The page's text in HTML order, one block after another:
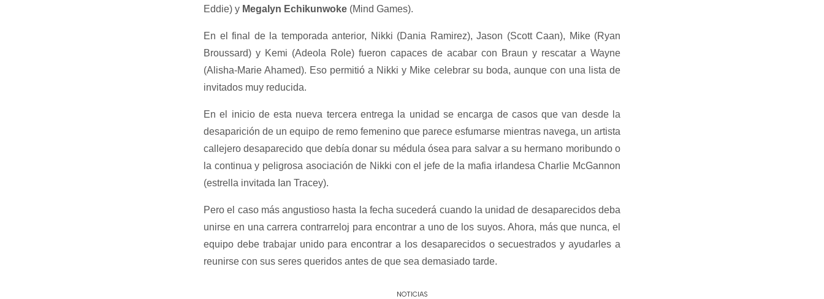
Eddie) y Megalyn Echikunwoke (Mind Games).
En el final de la temporada anterior, Nikki (Dania Ramirez), Jason (Scott Caan), Mike (Ryan
Broussard) y Kemi (Adeola Role) fueron capaces de acabar con Braun y rescatar a Wayne
(Alisha-Marie Ahamed). Eso permitió a Nikki y Mike celebrar su boda, aunque con una lista de
invitados muy reducida.
En el inicio de esta nueva tercera entrega la unidad se encarga de casos que van desde la
desaparición de un equipo de remo femenino que parece esfumarse mientras navega, un artista
callejero desaparecido que debía donar su médula ósea para salvar a su hermano moribundo o
la continua y peligrosa asociación de Nikki con el jefe de la mafia irlandesa Charlie McGannon
(estrella invitada Ian Tracey).
Pero el caso más angustioso hasta la fecha sucederá cuando la unidad de desaparecidos deba
unirse en una carrera contrarreloj para encontrar a uno de los suyos. Ahora, más que nunca, el
equipo debe trabajar unido para encontrar a los desaparecidos o secuestrados y ayudarles a
reunirse con sus seres queridos antes de que sea demasiado tarde.
NOTICIAS